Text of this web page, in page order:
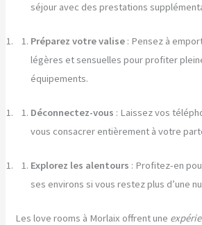
séjour avec des prestations
Préparez votre valise : Pensez à
légères et sensuelles pour profiter
équipements.
Déconnectez-vous : Laissez vos
vous consacrer entièrement à votre
Explorez les alentours : Profitez-en
ses environs si vous restez plus d’une
Les love rooms à Morlaix offrent une